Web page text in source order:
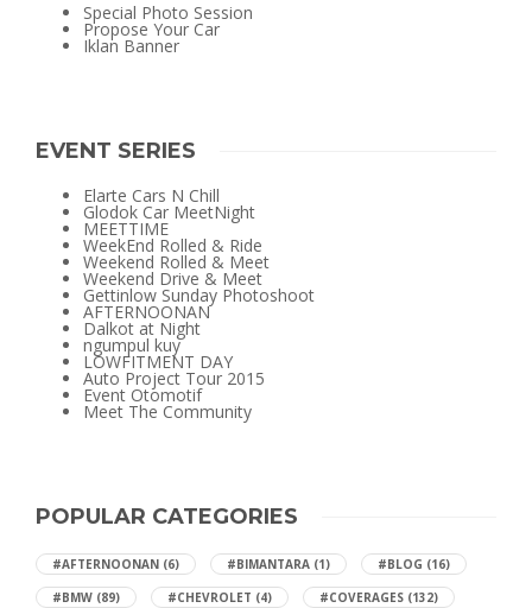
Special Photo Session
Propose Your Car
Iklan Banner
EVENT SERIES
Elarte Cars N Chill
Glodok Car MeetNight
MEETTIME
WeekEnd Rolled & Ride
Weekend Rolled & Meet
Weekend Drive & Meet
Gettinlow Sunday Photoshoot
AFTERNOONAN
Dalkot at Night
ngumpul kuy
LOWFITMENT DAY
Auto Project Tour 2015
Event Otomotif
Meet The Community
POPULAR CATEGORIES
#AFTERNOONAN (6) #BIMANTARA (1) #BLOG (16)
#BMW (89) #CHEVROLET (4) #COVERAGES (132)